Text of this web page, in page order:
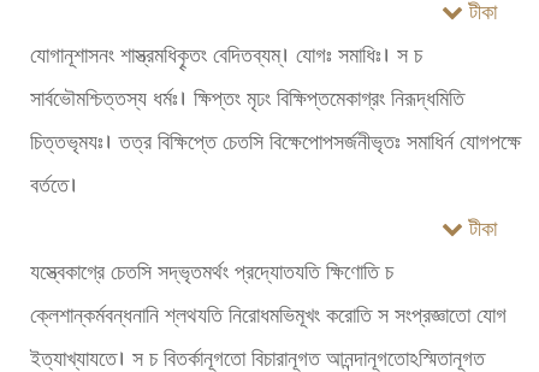
টীকা
যোগানূশাসনং শাস্ত্রমধিকৄতং বেদিতব্যম্। যোগঃ সমাধিঃ। স চ
সার্বভৌমশ্চিত্তস্য ধর্মঃ। ক্ষিপ্তং মৃঢং বিক্ষিপ্তমেকাগ্রং নিরূদ্ধমিতি
চিত্তভৃমযঃ। তত্র বিক্ষিপ্তে চেতসি বিক্ষেপোপসর্জনীভৃতঃ সমাধির্ন যোগপক্ষে
বর্ততে।
টীকা
যস্ত্বেকাগ্রে চেতসি সদ্ভৃতমর্থং প্রদ্যোতযতি ক্ষিণোতি চ
ক্লেশান্কর্মবন্ধনানি শ্লথযতি নিরোধমভিমূখং করোতি স সংপ্রজ্ঞাতো যোগ
ইত্যাখ্যাযতে। স চ বিতর্কানূগতো বিচারানূগত আনন্দানূগতোঽস্মিতানূগত